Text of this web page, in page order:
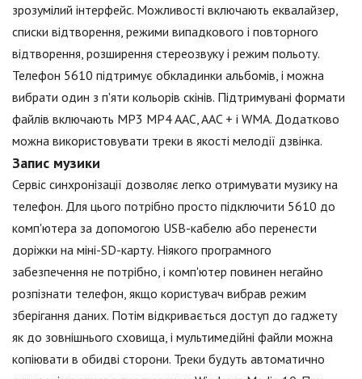
зрозумілий інтерфейс. Можливості включають еквалайзер,
списки відтворення, режими випадкового і повторного
відтворення, розширення стереозвуку і режим польоту.
Телефон 5610 підтримує обкладинки альбомів, і можна
вибрати один з п'яти кольорів скінів. Підтримувані формати
файлів включають MP3 MP4 AAC, AAC + і WMA. Додатково
можна використовувати треки в якості мелодії дзвінка.
Запис музики
Сервіс синхронізації дозволяє легко отримувати музику на
телефон. Для цього потрібно просто підключити 5610 до
комп'ютера за допомогою USB-кабелю або перенести
доріжки на міні-SD-карту. Ніякого програмного
забезпечення не потрібно, і комп'ютер повинен негайно
розпізнати телефон, якщо користувач вибрав режим
зберігання даних. Потім відкривається доступ до гаджету
як до зовнішнього сховища, і мультимедійні файли можна
копіювати в обидві сторони. Треки будуть автоматично